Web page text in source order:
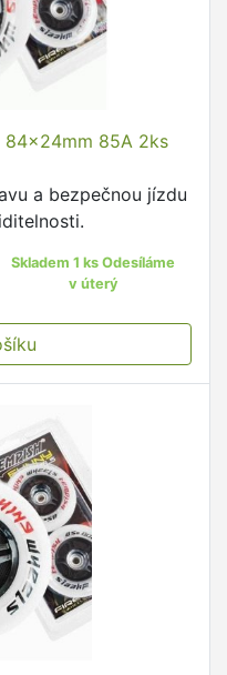
84x24mm 85A 2ks
a bezpečnou jízdu
Skladem 1 ks Odesíláme
v úterý